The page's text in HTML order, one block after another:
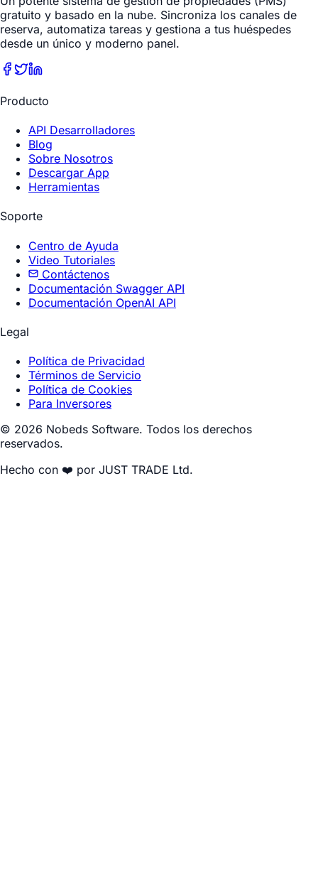
gratuito y basado en la nube. Sincroniza los canales de
reserva, automatiza tareas y gestiona a tus huéspedes
desde un único y moderno panel.
Producto
API Desarrolladores
Blog
Sobre Nosotros
Descargar App
Herramientas
Soporte
Centro de Ayuda
Video Tutoriales
Contáctenos
Documentación Swagger API
Documentación OpenAI API
Legal
Política de Privacidad
Términos de Servicio
Política de Cookies
Para Inversores
© 2026 Nobeds Software. Todos los derechos
reservados.
Hecho con ❤️ por JUST TRADE Ltd.